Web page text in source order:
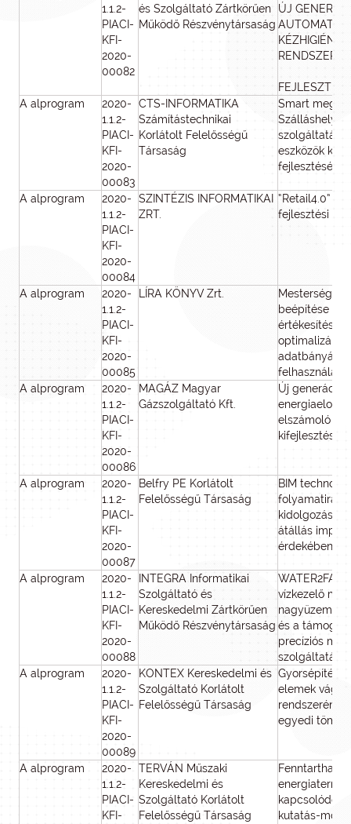
1.1.2-
PIACI-
KFI-
2020-
00082
és Szolgáltató Zártkörűen
Működő Részvénytársaság
ÚJ
KÉZHIGIÉNÉ
RENDSZER
A alprogram
2020-
1.1.2-
PIACI-
KFI-
2020-
00083
CTS-INFORMATIKA
Számítástechnikai
Korlátolt Felelősségű
Társaság
Smart
Szálláshely
eszközök
fejlesztésével
A alprogram
2020-
1.1.2-
PIACI-
KFI-
2020-
00084
SZINTÉZIS INFORMATIKAI
ZRT.
“Retail4.0” -
fejlesztési
A alprogram
2020-
1.1.2-
PIACI-
KFI-
2020-
00085
LÍRA KÖNYV Zrt.
Mesterséges
beépítése a
értékesítés
A alprogram
2020-
1.1.2-
PIACI-
KFI-
2020-
00086
MAGÁZ Magyar
Gázszolgáltató Kft.
Új generációs
elszámoló
kifejlesztése
A alprogram
2020-
1.1.2-
PIACI-
KFI-
2020-
00087
Belfry PE Korlátolt
Felelősségű Társaság
BIM
kidolgozása
átállás
érdekében
A alprogram
2020-
1.1.2-
PIACI-
KFI-
2020-
00088
INTEGRA Informatikai
Szolgáltató és
Kereskedelmi Zártkörűen
Működő Részvénytársaság
vízkezelő
nagyüzemi
és a
precíziós
szolgáltatás
A alprogram
2020-
1.1.2-
PIACI-
KFI-
2020-
00089
KONTEX Kereskedelmi és
Szolgáltató Korlátolt
Felelősségű Társaság
Gyorsépítésű
elemek
egyedi
A alprogram
2020-
1.1.2-
PIACI-
KFI-
TERVÁN Műszaki
Kereskedelmi és
Szolgáltató Korlátolt
Felelősségű Társaság
Fenntartható
kapcsolódó
kutatás-